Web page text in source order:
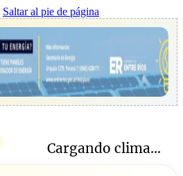
Saltar al pie de página
Cargando clima...